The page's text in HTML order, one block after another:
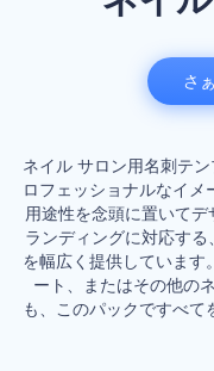
ネイル サロン用名刺テ
ロフェッショナルなイ
用途性を念頭に置いて
ランディングに対応す
を幅広く提供しています
ート、またはその他の
も、このパックですべて
さ